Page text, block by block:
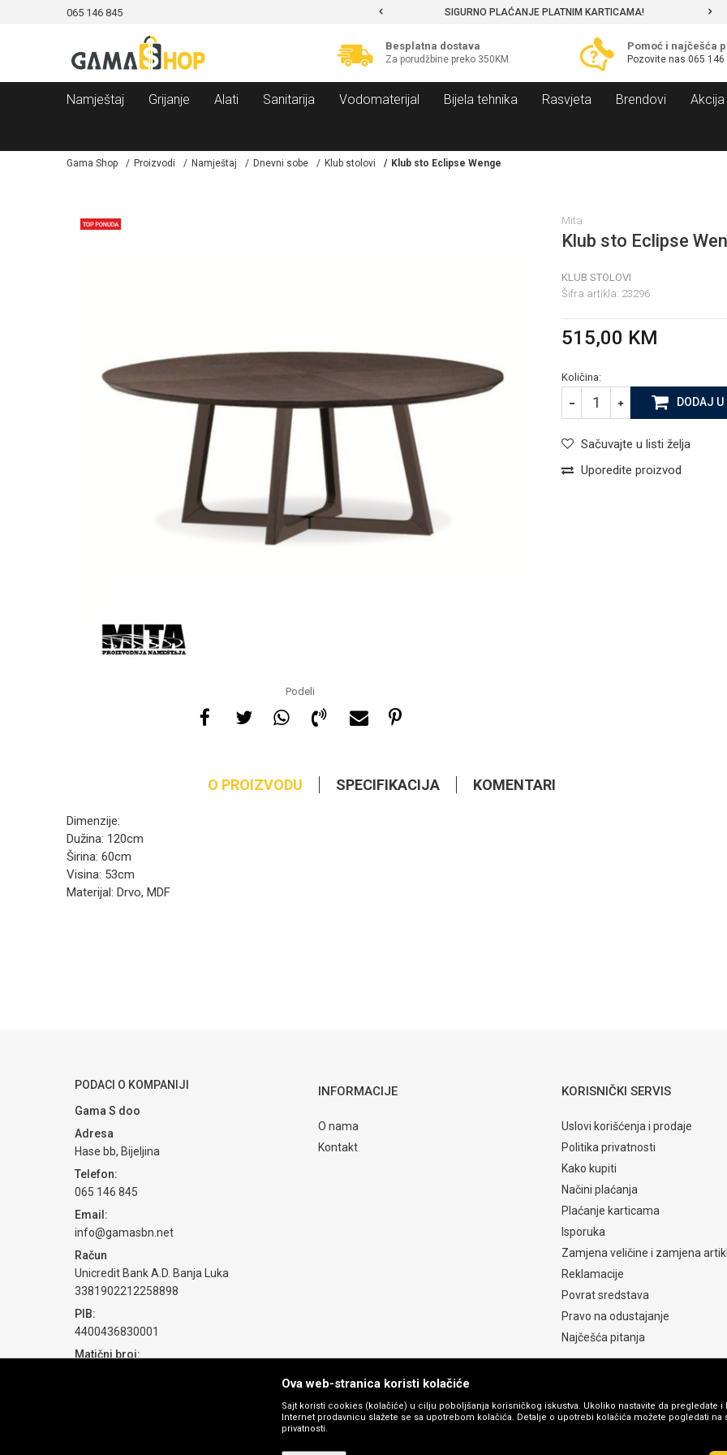
065 146 845 SIGURNO PLAĆANJE PLATNIM KARTICAMA!
Besplatna dostava
Za porudžbine preko 350KM.
Pomoć i najčešća
Pozovite nas 065 146
Namještaj Grijanje Alati Sanitarija Vodomaterijal Bijela tehnika Rasvjeta Brendovi Akcija
Gama Shop Proizvodi Namještaj Dnevni sobe Klub stolovi Klub sto Eclipse Wenge
Podeli
Mita
Klub sto Eclipse
KLUB STOLOVI
Šifra artikla: 23296
515,00 KM
Količina:
DODAJ U
Sačuvajte u listi želja
Uporedite proizvod
O PROIZVODU SPECIFIKACIJA KOMENTARI
Dimenzije:
Dužina: 120cm
Širina: 60cm
Visina: 53cm
Materijal: Drvo, MDF
POŠALJI
PODACI O KOMPANIJI
Gama S doo
Adresa
Hase bb, Bijeljina
Telefon:
065 146 845
Email:
info@gamasbn.net
Račun
Unicredit Bank A.D. Banja Luka
3381902212258898
PIB:
4400436830001
Matični broj:
INFORMACIJE
O nama
Kontakt
KORISNIČKI SERVIS
Uslovi korišćenja i prodaje
Politika privatnosti
Kako kupiti
Načini plaćanja
Plaćanje karticama
Isporuka
Zamjena veličine i zamjena
Reklamacije
Povrat sredstava
Pravo na odustajanje
Najčešća pitanja
Ova web-stranica koristi kolačiće
Sajt koristi cookies (kolačiće) u cilju poboljšanja korisničkog iskustva. Ukoliko nastavite da pregledate i
Internet prodavnicu slažete se sa upotrebom kolačića. Detalje o upotrebi kolačića možete pogledati na
privatnosti.